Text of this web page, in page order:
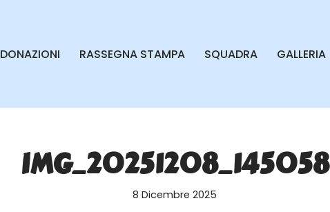
DONAZIONI RASSEGNA STAMPA SQUADRA GALLERIA
IMG_20251208_145058
8 Dicembre 2025